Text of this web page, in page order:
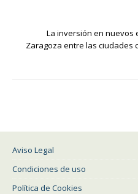
La inversión en nuevos
Zaragoza entre las ciudades
Aviso Legal
Condiciones de uso
Política de Cookies